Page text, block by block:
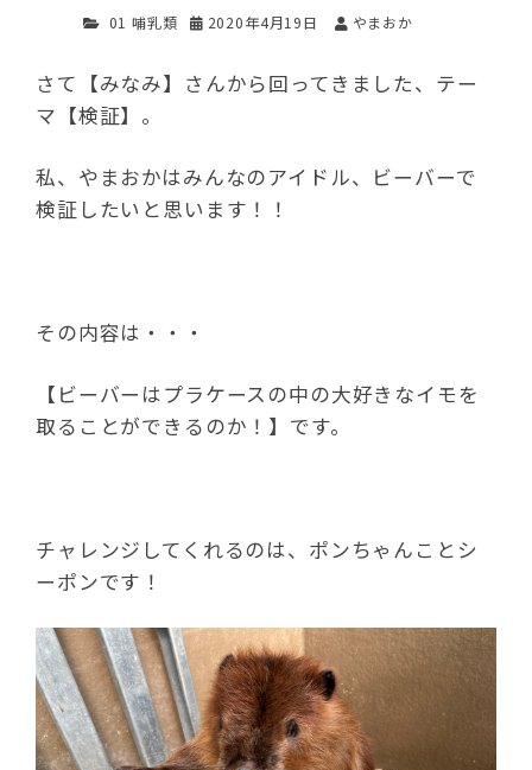
01 哺乳類 2020年4月19日 やまおか
さて【みなみ】さんから回ってきました、テー
マ【検証】。
私、やまおかはみんなのアイドル、ビーバーで
検証したいと思います！！
その内容は・・・
【ビーバーはプラケースの中の大好きなイモを
取ることができるのか！】です。
チャレンジしてくれるのは、ポンちゃんことシ
ーポンです！